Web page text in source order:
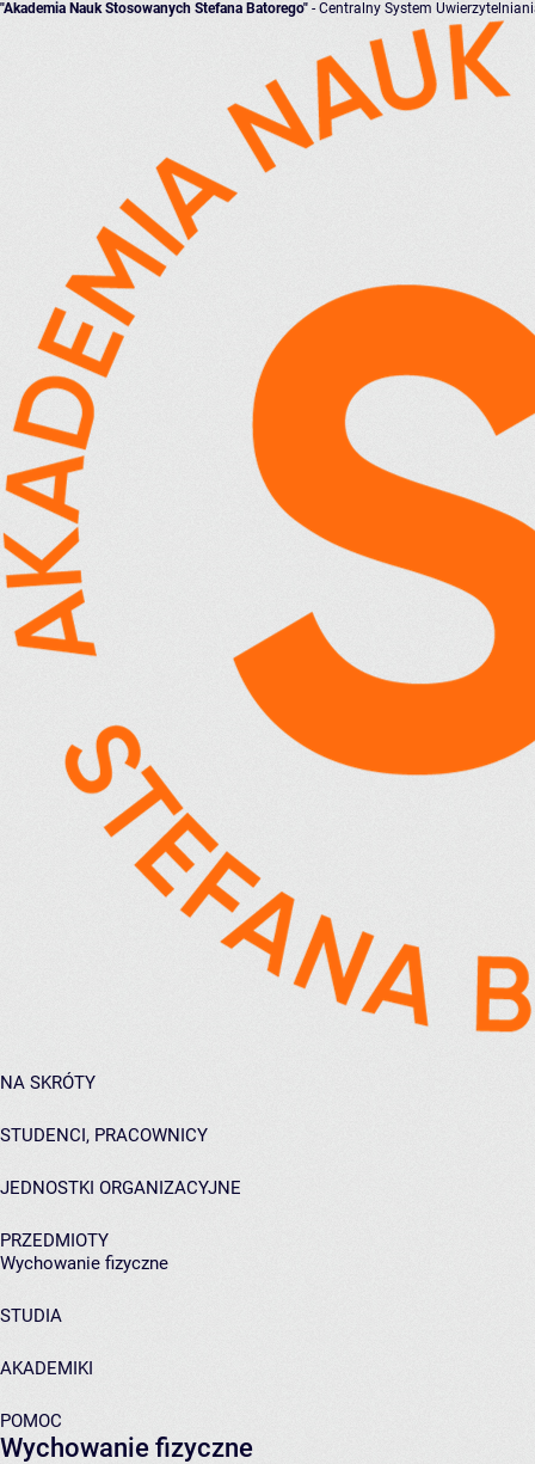
"Akademia Nauk Stosowanych Stefana Batorego" - Centralny System
NA SKRÓTY
STUDENCI, PRACOWNICY
JEDNOSTKI ORGANIZACYJNE
PRZEDMIOTY
Wychowanie fizyczne
STUDIA
AKADEMIKI
POMOC
Wychowanie fizyczne